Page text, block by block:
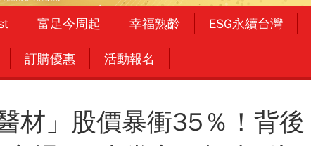
富足今周起 幸福熟齡 ESG永續台灣
訂購優惠 活動報名
材」股價暴衝35％！背後